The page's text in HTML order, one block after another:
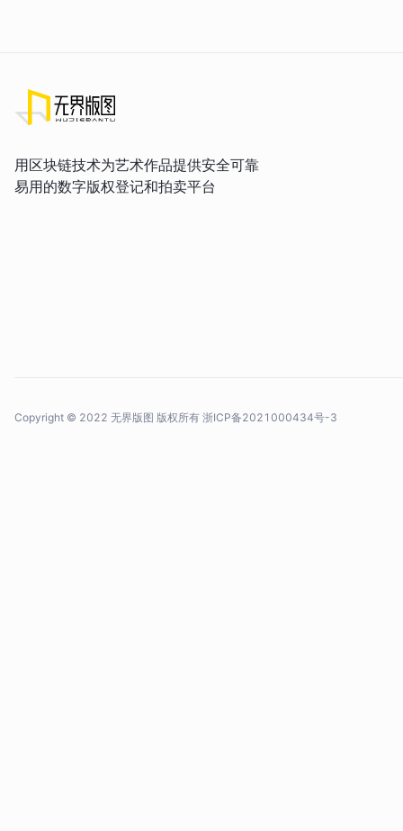
用区块链技术为艺术作品提供安全可靠
易用的数字版权登记和拍卖平台
Copyright © 2022 无界版图 版权所有 浙ICP备2021000434号-3